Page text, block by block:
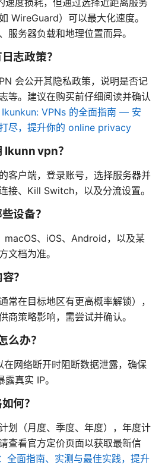
WireGuard）可以最大化速度。
服务器负载和地理位置而异。
志政策？
会公开其隐私政策，说明是否记
等。建议在购买前仔细阅读并确认
Ikunkun: VPNs 的全面指南 — 安
尽，提升你的 online privacy
Ikunn vpn？
客户端，登录账号，选择服务器并
接、Kill Switch，以及分流设置。
设备？
macOS、iOS、Android，以及某
文档为准。
？
常在目标地区有更高概率解锁），
商策略影响，需尝试并确认。
么办？
网络断开时阻断数据泄露，确保
真实 IP。
何？
划（月度、季度、年度），年度计
查看官方定价页面以获取最新信
全面指南、实测与最佳实践，提升